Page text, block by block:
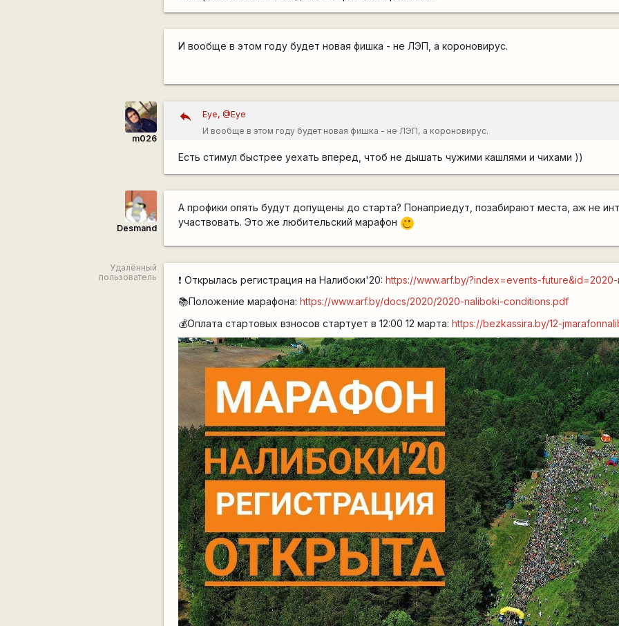
И вообще в этом году будет новая фишка - не ЛЭП, а короновирус.
m026
Eye, @Eye
И вообще в этом году будет новая фишка - не ЛЭП, а короновирус.
Есть стимул быстрее уехать вперед, чтоб не дышать чужими кашлями и чихами ))
Desmand
А профики опять будут допущены до старта? Понаприедут, позабирают места, аж не
участвовать. Это же любительский марафон
;)
Удалённый
пользователь
❗ Открылась регистрация на Налибоки'20:https://www.arf.by/?index=events-
📚Положение марафона:https://www.arf.by/docs/2020/2020-naliboki-conditions.pdf
💰Оплата стартовых взносов стартует в 12:00 12 марта:https://bezkassira.by/12-